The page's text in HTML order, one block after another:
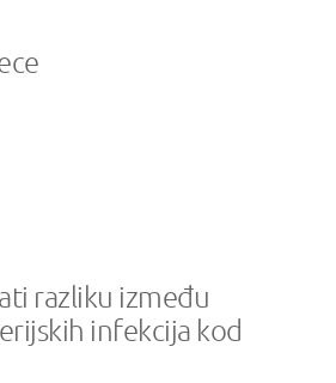
razliku između
infekcija kod